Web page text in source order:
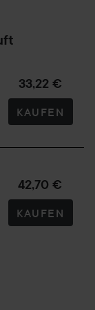
33,22 €
KAUFEN
42,70 €
KAUFEN